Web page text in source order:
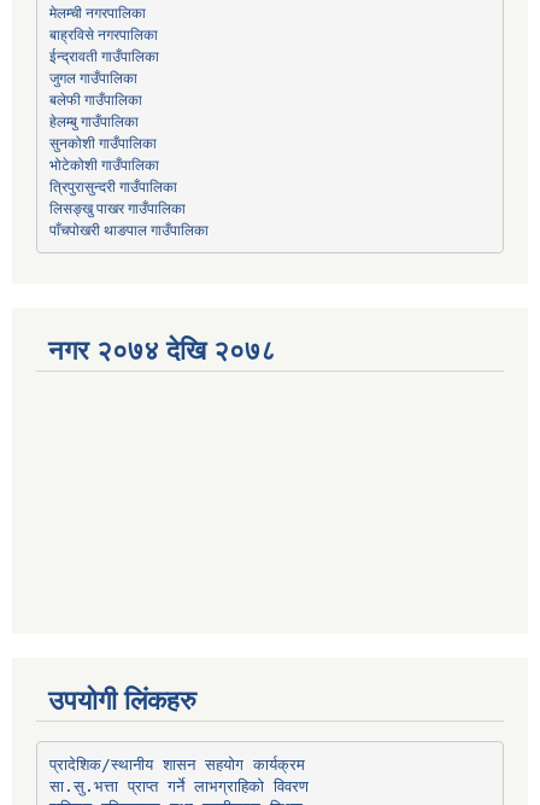
मेलम्ची नगरपालिका
बाह्रविसे नगरपालिका
ईन्द्रावती गाउँपालिका
जुगल गाउँपालिका
बलेफी गाउँपालिका
हेलम्बु गाउँपालिका
सुनकोशी गाउँपालिका
भोटेकोशी गाउँपालिका
त्रिपुरासुन्दरी गाउँपालिका
लिसङ्खु पाखर गाउँपालिका
पाँचपोखरी थाङपाल गाउँपालिका
नगर २०७४ देखि २०७८
उपयोगी लिंकहरु
प्रादेशिक/स्थानीय शासन सहयोग कार्यक्रम
सा.सु.भत्ता प्राप्त गर्ने लाभग्राहिको विवरण